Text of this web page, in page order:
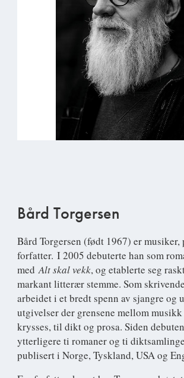
Bård Torgersen
Bård Torgersen (født 1967) er musiker,
forfatter. I 2005 debuterte han som
medAlt skal vekk, og etablerte seg
markant litterær stemme. Som
arbeidet i et bredt spenn av sjangre og
utgivelser der grensene mellom
krysses, til dikt og prosa. Siden
ytterligere ti romaner og ti
publisert i Norge, Tyskland, USA og